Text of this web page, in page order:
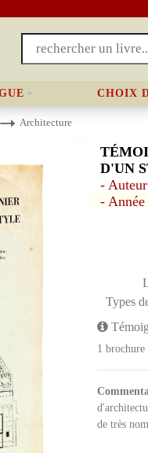
CHOIX
Architecture
D'UN
-
-
Types
1
de très